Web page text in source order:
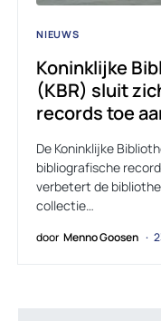
NIEUWS
Koninklijke
(KBR) sluit
records toe
De Koninklijke
bibliografische
verbetert de
collectie…
door Menno Goosen